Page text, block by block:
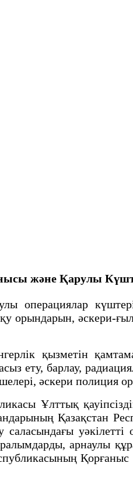
және Қарулы
орындарын, əскери-
қызметін
ету, барлау,
әскери полиция
Ұлттық
Қазақстан
арнаулы